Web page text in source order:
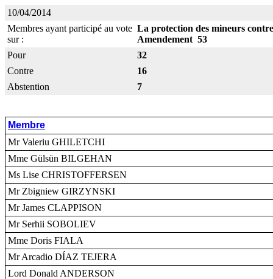
10/04/2014
Membres ayant participé au vote
sur :
La protection des mineurs
Amendement 53
Pour
32
Contre
16
Abstention
7
Membre
Mr Valeriu GHILETCHI
Mme Gülsün BILGEHAN
Ms Lise CHRISTOFFERSEN
Mr Zbigniew GIRZYNSKI
Mr James CLAPPISON
Mr Serhii SOBOLIEV
Mme Doris FIALA
Mr Arcadio DÍAZ TEJERA
Lord Donald ANDERSON